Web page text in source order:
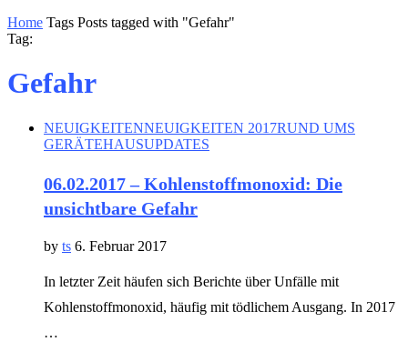
Home Tags Posts tagged with "Gefahr"
Tag:
Gefahr
NEUIGKEITENNEUIGKEITEN 2017RUND UMS
GERÄTEHAUSUPDATES
06.02.2017 – Kohlenstoffmonoxid: Die
unsichtbare Gefahr
by ts 6. Februar 2017
In letzter Zeit häufen sich Berichte über Unfälle mit
Kohlenstoffmonoxid, häufig mit tödlichem Ausgang. In 2017
…